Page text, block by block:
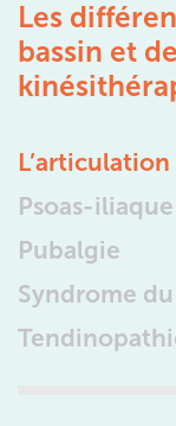
Les
bassin et
Psoas-iliaque
Pubalgie
Syndrome
75015
75015
01 43
IK PARIS 6
1 Rue
1 Rue
01 42